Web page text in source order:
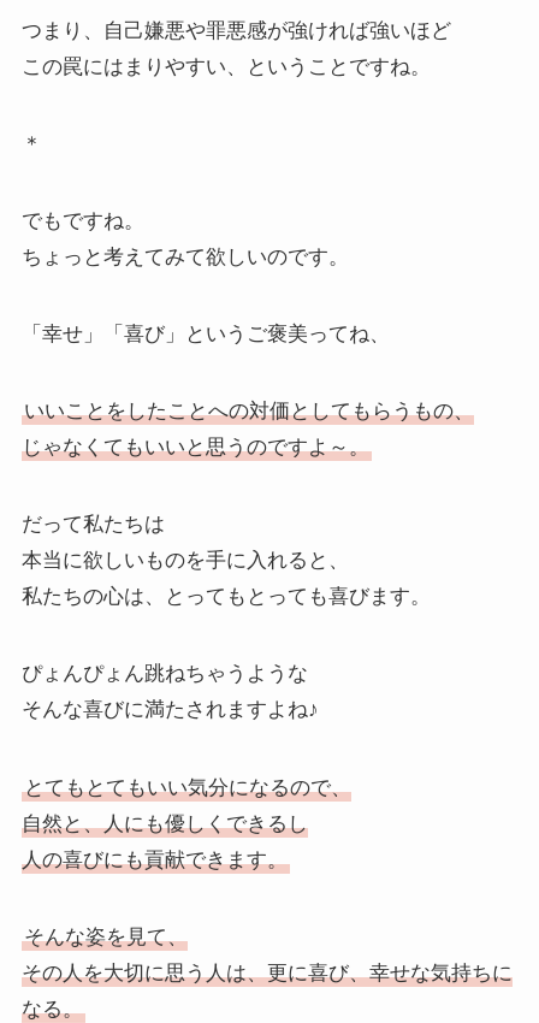
つまり、自己嫌悪や罪悪感が強ければ強いほど
この罠にはまりやすい、ということですね。
＊
でもですね。
ちょっと考えてみて欲しいのです。
「幸せ」「喜び」というご褒美ってね、
いいことをしたことへの対価としてもらうもの、
じゃなくてもいいと思うのですよ～。
だって私たちは
本当に欲しいものを手に入れると、
私たちの心は、とってもとっても喜びます。
ぴょんぴょん跳ねちゃうような
そんな喜びに満たされますよね♪
とてもとてもいい気分になるので、
自然と、人にも優しくできるし
人の喜びにも貢献できます。
そんな姿を見て、
その人を大切に思う人は、更に喜び、幸せな気持ちに
なる。